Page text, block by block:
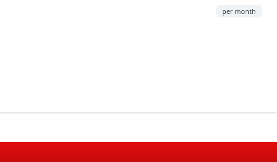
per month